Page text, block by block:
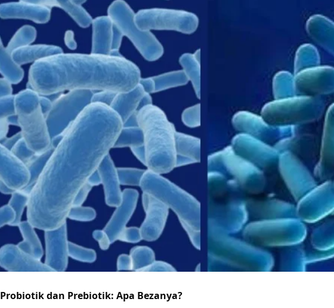
Probiotik dan Prebiotik: Apa Bezanya?